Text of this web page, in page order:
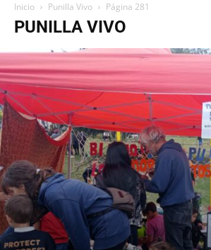
Inicio Punilla Vivo Página 281
PUNILLA VIVO